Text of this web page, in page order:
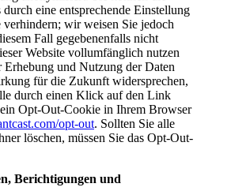
eine entsprechende Einstellung
wir weisen Sie jedoch
Fall gegebenenfalls nicht
Website vollumfänglich nutzen
Erhebung und Nutzung der Daten
für die Zukunft widersprechen,
durch einen Klick auf den Link
Opt-Out-Cookie in Ihrem Browser
opt-out. Sollten Sie alle
löschen, müssen Sie das Opt-Out-
Berichtigungen und